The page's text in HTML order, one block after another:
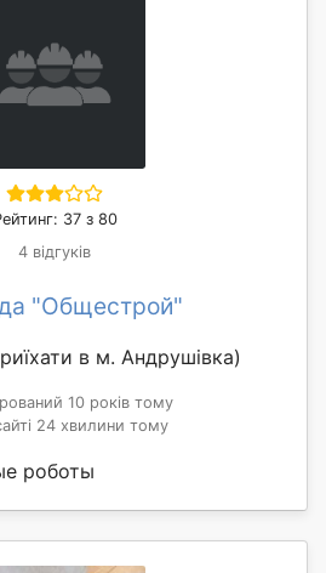
37 з 80
4 відгуків
"Общестрой"
в м. Андрушівка)
10 років тому
24 хвилини тому
роботы